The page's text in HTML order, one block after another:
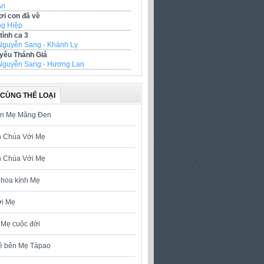
con đã về
Hiệp
ca 3
Sang - Khánh Ly
Thánh Giá
Sang - Hương Lan
THỂ LOẠI
Mẹ Măng Đen
Chúa Với Mẹ
Chúa Với Mẹ
kính Mẹ
Mẹ
cuộc đời
bên Mẹ Tàpao